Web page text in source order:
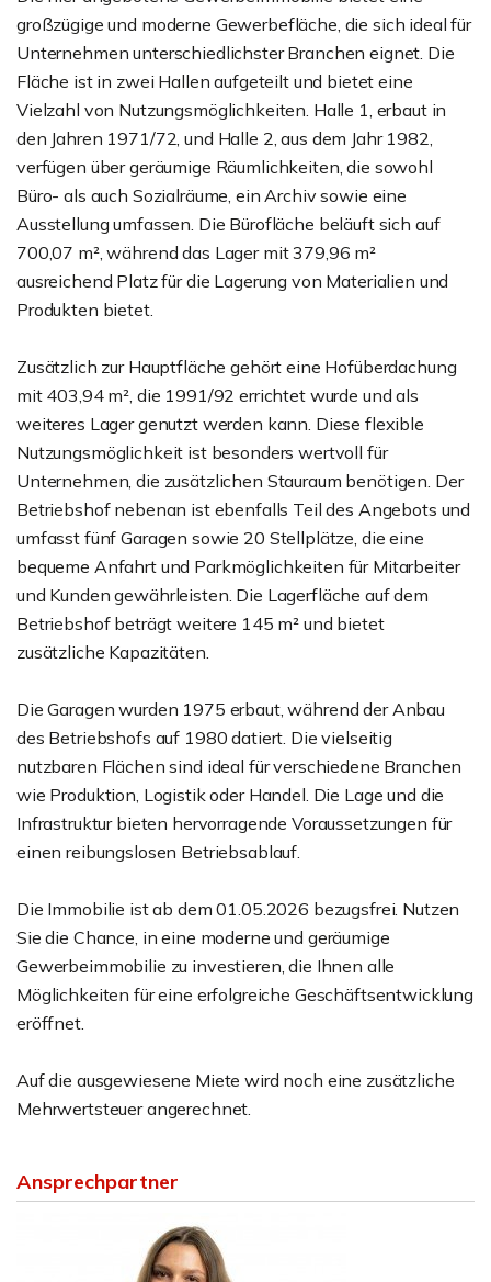
großzügige und moderne Gewerbefläche, die sich ideal für
Unternehmen unterschiedlichster Branchen eignet. Die
Fläche ist in zwei Hallen aufgeteilt und bietet eine
Vielzahl von Nutzungsmöglichkeiten. Halle 1, erbaut in
den Jahren 1971/72, und Halle 2, aus dem Jahr 1982,
verfügen über geräumige Räumlichkeiten, die sowohl
Büro- als auch Sozialräume, ein Archiv sowie eine
Ausstellung umfassen. Die Bürofläche beläuft sich auf
700,07 m², während das Lager mit 379,96 m²
ausreichend Platz für die Lagerung von Materialien und
Produkten bietet.
Zusätzlich zur Hauptfläche gehört eine Hofüberdachung
mit 403,94 m², die 1991/92 errichtet wurde und als
weiteres Lager genutzt werden kann. Diese flexible
Nutzungsmöglichkeit ist besonders wertvoll für
Unternehmen, die zusätzlichen Stauraum benötigen. Der
Betriebshof nebenan ist ebenfalls Teil des Angebots und
umfasst fünf Garagen sowie 20 Stellplätze, die eine
bequeme Anfahrt und Parkmöglichkeiten für Mitarbeiter
und Kunden gewährleisten. Die Lagerfläche auf dem
Betriebshof beträgt weitere 145 m² und bietet
zusätzliche Kapazitäten.
Die Garagen wurden 1975 erbaut, während der Anbau
des Betriebshofs auf 1980 datiert. Die vielseitig
nutzbaren Flächen sind ideal für verschiedene Branchen
wie Produktion, Logistik oder Handel. Die Lage und die
Infrastruktur bieten hervorragende Voraussetzungen für
einen reibungslosen Betriebsablauf.
Die Immobilie ist ab dem 01.05.2026 bezugsfrei. Nutzen
Sie die Chance, in eine moderne und geräumige
Gewerbeimmobilie zu investieren, die Ihnen alle
Möglichkeiten für eine erfolgreiche Geschäftsentwicklung
eröffnet.
Auf die ausgewiesene Miete wird noch eine zusätzliche
Mehrwertsteuer angerechnet.
Ansprechpartner